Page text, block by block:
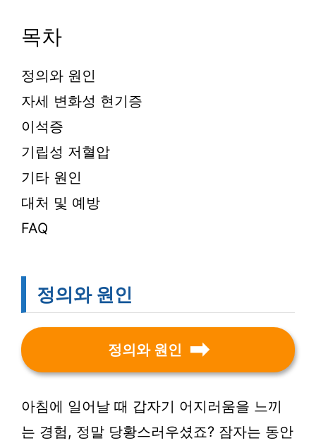
목차
정의와 원인
자세 변화성 현기증
이석증
기립성 저혈압
기타 원인
대처 및 예방
FAQ
정의와 원인
정의와 원인
아침에 일어날 때 갑자기 어지러움을 느끼
는 경험, 정말 당황스러우셨죠? 잠자는 동안